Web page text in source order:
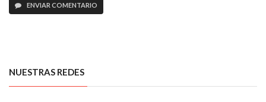
ENVIAR COMENTARIO
NUESTRAS REDES